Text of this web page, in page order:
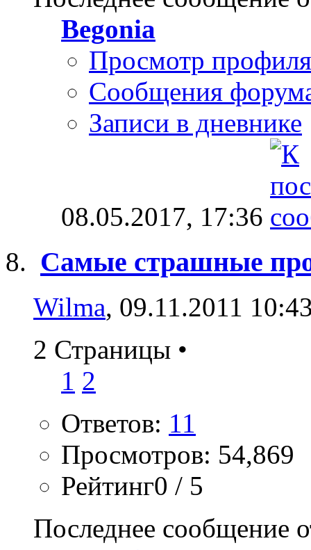
Begonia
Просмотр профиля
Сообщения
Записи в дневнике
08.05.2017, 17:36
Самые страшные
Wilma, 09.11.2011
2 Страницы •
1 2
Ответов: 11
Просмотров: 54,869
Рейтинг0 / 5
Последнее сообщение